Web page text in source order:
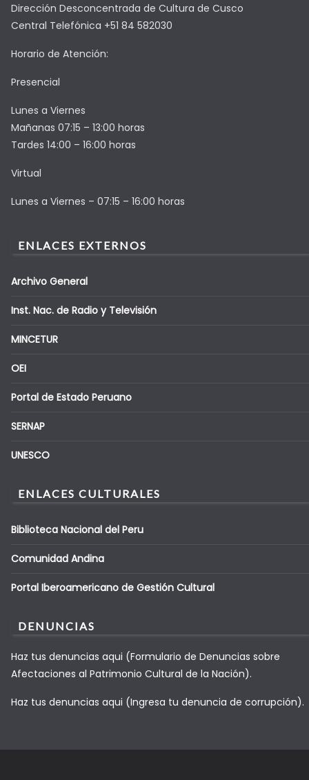
Dirección Desconcentrada de Cultura de Cusco
Central Telefónica +51 84 582030
Horario de Atención:
Presencial
Lunes a Viernes
Mañanas 07:15 – 13:00 horas
Tardes 14:00 – 16:00 horas
Virtual
Lunes a Viernes – 07:15 – 16:00 horas
ENLACES EXTERNOS
Archivo General
Inst. Nac. de Radio y Televisión
MINCETUR
OEI
Portal de Estado Peruano
SERNAP
UNESCO
ENLACES CULTURALES
Biblioteca Nacional del Peru
Comunidad Andina
Portal Iberoamericano de Gestión Cultural
DENUNCIAS
Haz tus denuncias aqui (Formulario de Denuncias sobre
Afectaciones al Patrimonio Cultural de la Nación).
Haz tus denuncias aqui (Ingresa tu denuncia de corrupción).